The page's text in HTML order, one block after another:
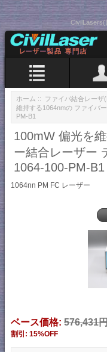
CivilLasers(
ホーム :: ファイバ結合レーザ
維持する1064nmの ファイバ
PM-B1
100mW 偏光を
ー結合レーザー
1064-100-PM-B1
1064nn PM FC レーザー
ベース価格: 576,431
割引: 15%OFF